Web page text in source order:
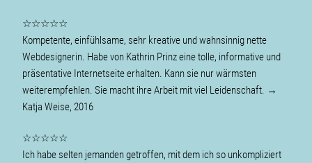
☆☆☆☆☆
Kompetente, einfühlsame, sehr kreative und wahnsinnig nette
Webdesignerin. Habe von Kathrin Prinz eine tolle, informative und
präsentative Internetseite erhalten. Kann sie nur wärmsten
weiterempfehlen. Sie macht ihre Arbeit mit viel Leidenschaft. →
Katja Weise, 2016
☆☆☆☆☆
Ich habe selten jemanden getroffen, mit dem ich so unkompliziert